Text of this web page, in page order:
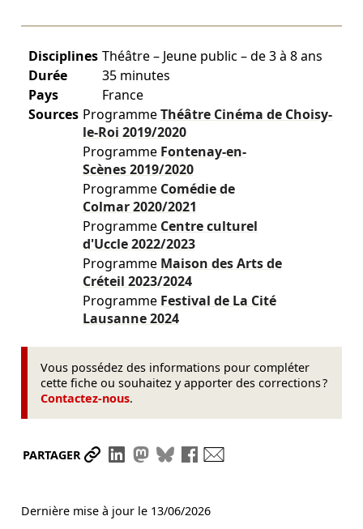
Disciplines Théâtre – Jeune public – de 3 à 8 ans
Durée
35 minutes
Pays
France
Sources ProgrammeThéâtre Cinéma de Choisy-
le-Roi 2019/2020
Programme Fontenay-en-
Scènes2019/2020
Programme Comédie de
Colmar2020/2021
Programme Centre culturel
d'Uccle2022/2023
Programme Maison des Arts de
Créteil 2023/2024
Programme Festival de La Cité
Lausanne2024
Vous possédez des informations pour compléter
cette fiche ou souhaitez y apporter des corrections ?
Contactez-nous.
PARTAGER Partager le lien
Partager sur LinkedIn
Partager sur Mastodon
Partager sur Bluesky
Partager sur Facebook
Dernière mise à jour le 13/06/2026